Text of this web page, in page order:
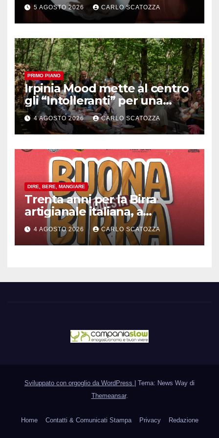
sfogliatella, in diretta da
Pintauro
5 AGOSTO 2026 CARLO SCATOZZA
PRIMO PIANO
Irpinia Mood mette al centro
gli “Intolleranti” per una
rivoluzione sostenibile del
cibo
4 AGOSTO 2026 CARLO SCATOZZA
DIRE, BERE, MANGIARE
Trenta anni per la Birra
artigianale italiana, a
Pomigliano d’arco evento
celebrativo con birra speciale
4 AGOSTO 2026 CARLO SCATOZZA
Sviluppato con orgoglio da WordPress
Tema: News Way di
Themeansar.
Home Contatti & Comunicati Stampa Privacy Redazione